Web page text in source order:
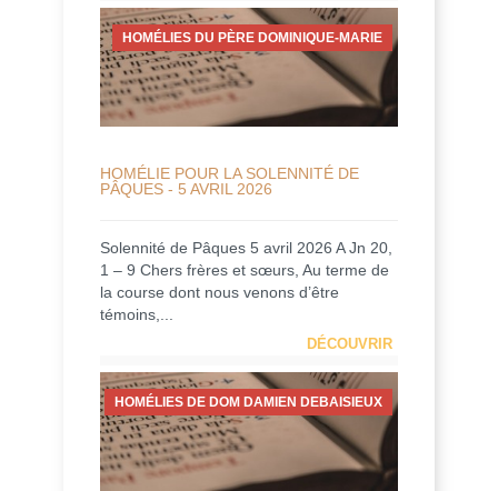
HOMÉLIES DU PÈRE DOMINIQUE-MARIE
HOMÉLIE POUR LA SOLENNITÉ DE
PÂQUES - 5 AVRIL 2026
Solennité de Pâques 5 avril 2026 A Jn 20,
1 – 9 Chers frères et sœurs, Au terme de
la course dont nous venons d’être
témoins,...
DÉCOUVRIR
HOMÉLIES DE DOM DAMIEN DEBAISIEUX